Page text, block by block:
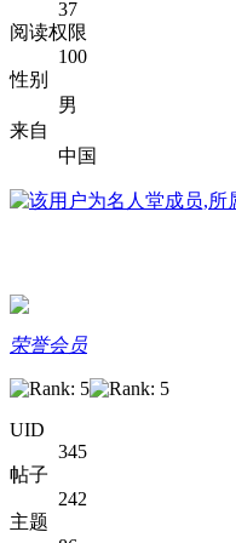
37
阅读权限
100
性别
男
来自
中国
荣誉会员
UID
345
帖子
242
主题